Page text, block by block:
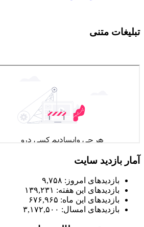
تبلیغات متنی
آمار بازدید سایت
بازدیدهای امروز: ۹,۷۵۸
بازدیدهای این هفته: ۱۳۹,۲۳۱
بازدیدهای این ماه: ۶۷۶,۹۶۵
بازدیدهای امسال: ۳,۱۷۲,۵۰۰